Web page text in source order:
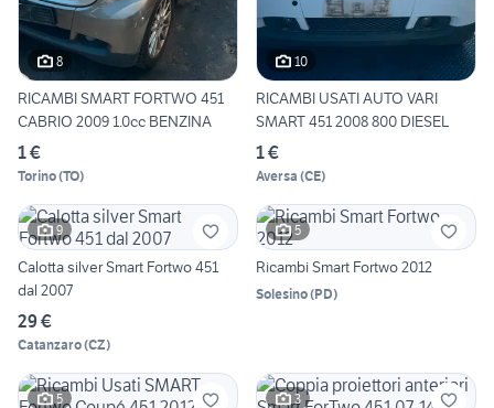
8
RICAMBI SMART FORTWO 451
CABRIO 2009 1.0cc BENZINA
1 €
Torino(TO)
10
RICAMBI USATI AUTO VARI
SMART 451 2008 800 DIESEL
1 €
Aversa (CE)
9
Calotta silver Smart Fortwo 451
dal 2007
29 €
Catanzaro(CZ)
5
Ricambi Smart Fortwo 2012
Solesino(PD)
5 3